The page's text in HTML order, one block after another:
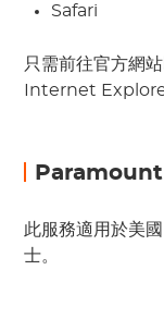
Safari
只需前往官方網
Internet
Paramount
此服務適用於美
士。